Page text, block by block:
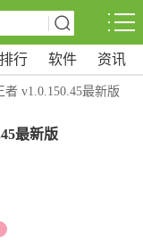
排行 软件 资讯
v1.0.150.45最新版
最新版